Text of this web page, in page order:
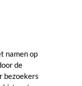
namen op
de
bezoekers